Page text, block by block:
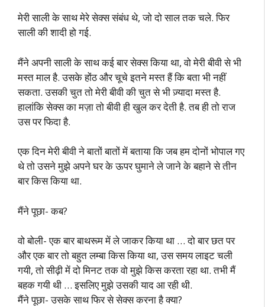
मेरी साली के साथ मेरे सेक्स संबंध थे, जो दो साल तक चले. फिर
साली की शादी हो गई.
मैंने अपनी साली के साथ कई बार सेक्स किया था, वो मेरी बीवी से भी
मस्त माल है. उसके होंठ और चूचे इतने मस्त हैं कि बता भी नहीं
सकता. उसकी चुत तो मेरी बीवी की चुत से भी ज़्यादा मस्त है.
हालांकि सेक्स का मज़ा तो बीवी ही खुल कर देती है. तब ही तो राज
उस पर फिदा है.
एक दिन मेरी बीवी ने बातों बातों में बताया कि जब हम दोनों भोपाल गए
थे तो उसने मुझे अपने घर के ऊपर घुमाने ले जाने के बहाने से तीन
बार किस किया था.
मैंने पूछा- कब?
वो बोली- एक बार बाथरूम में ले जाकर किया था … दो बार छत पर
और एक बार तो बहुत लम्बा किस किया था, उस समय लाइट चली
गयी, तो सीढ़ी में दो मिनट तक वो मुझे किस करता रहा था. तभी मैं
बहक गयी थी … इसलिए मुझे उसकी याद आ रही थी.
मैंने पूछा- उसके साथ फिर से सेक्स करना है क्या?